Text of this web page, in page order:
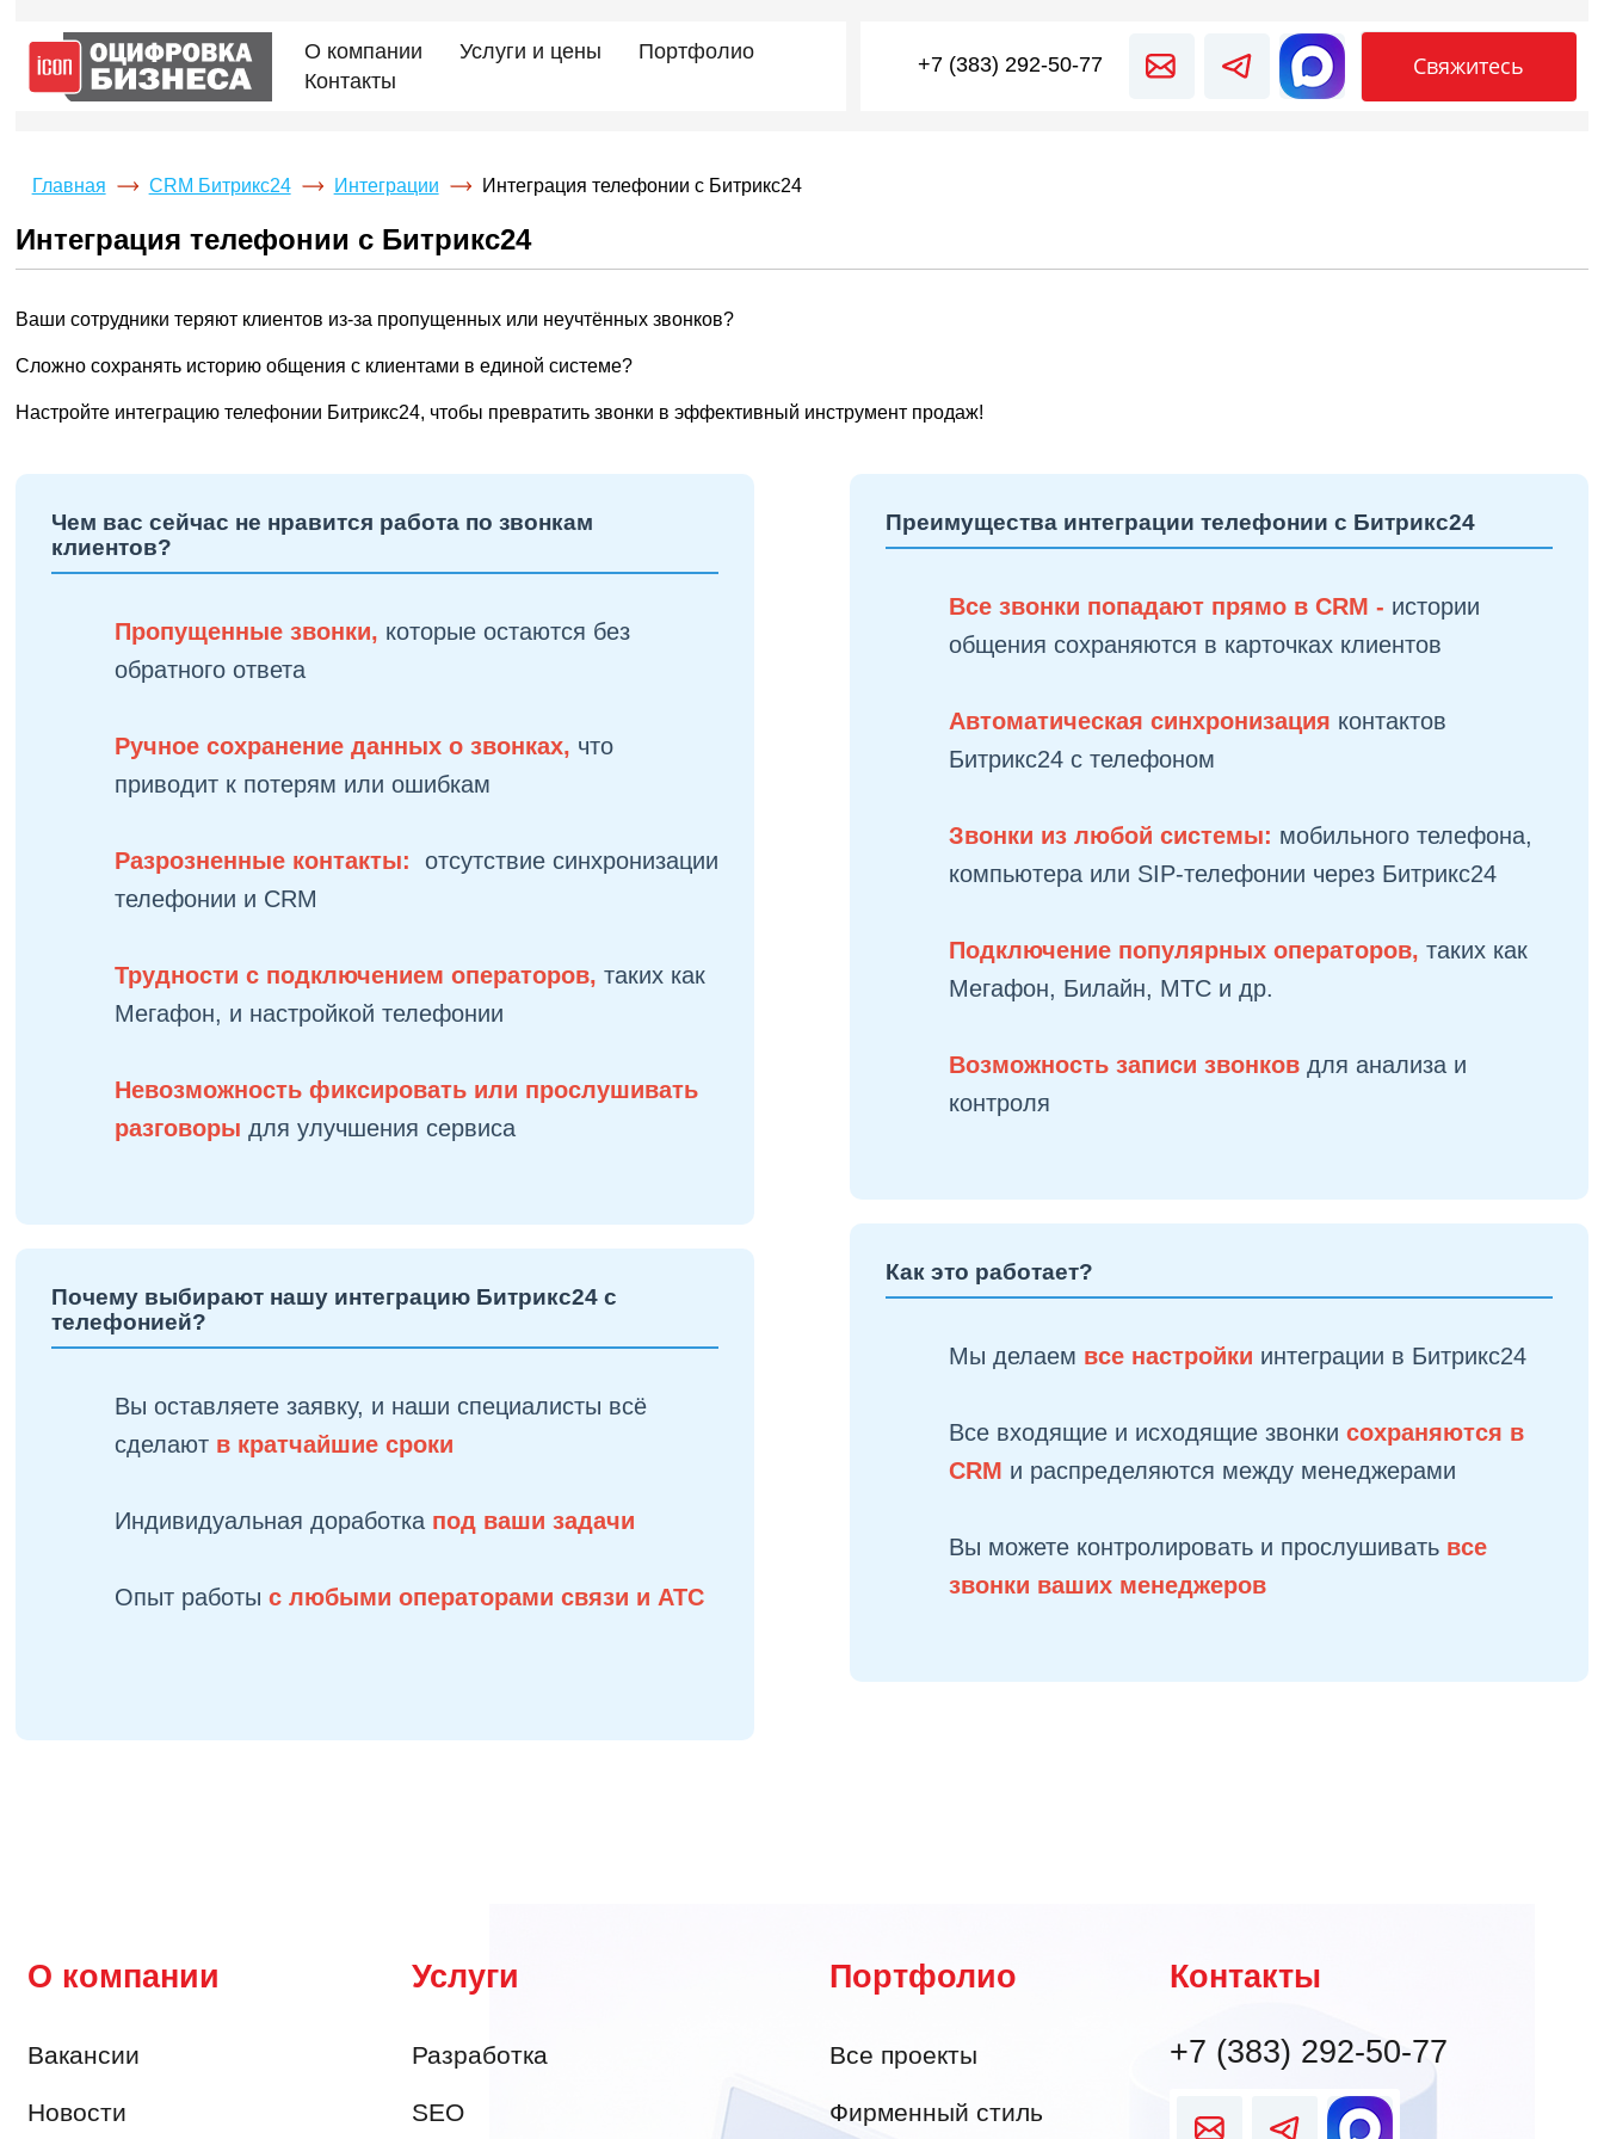
О компании Услуги и цены
Портфолио
Контакты
+7 (383) 292-50-77 Свяжитесь
Главная CRM Битрикс24 Интеграции Интеграция телефонии с Битрикс24
Интеграция телефонии с Битрикс24
Ваши сотрудники теряют клиентов из-за пропущенных или неучтённых звонков?
Сложно сохранять историю общения с клиентами в единой системе?
Настройте интеграцию телефонии Битрикс24, чтобы превратить звонки в эффективный инструмент продаж!
Чем вас сейчас не нравится работа по звонкам
клиентов?
Пропущенные звонки, которые остаются без
обратного ответа
Ручное сохранение данных о звонках, что
приводит к потерям или ошибкам
Разрозненные контакты:отсутствие синхронизации
телефонии и CRM
Трудности с подключением операторов, таких как
Мегафон, и настройкой телефонии
Невозможность фиксировать или прослушивать
разговорыдля улучшения сервиса
Почему выбирают нашу интеграцию Битрикс24 с
телефонией?
Вы оставляете заявку, и наши специалисты всё
сделают в кратчайшие сроки
Индивидуальная доработка под ваши задачи
Опыт работыс любыми операторами связи и АТС
Преимущества интеграции телефонии с Битрикс24
Все звонки попадают прямо в CRM - истории
общения сохраняются в карточках клиентов
Автоматическая синхронизация контактов
Битрикс24 с телефоном
Звонки из любой системы: мобильного телефона,
компьютера или SIP-телефонии через Битрикс24
Подключение популярных операторов, таких как
Мегафон, Билайн, МТС и др.
Возможность записи звонков для анализа и
контроля
Как это работает?
Мы делаем все настройки интеграции в Битрикс24
Все входящие и исходящие звонки сохраняются в
CRM и распределяются между менеджерами
Вы можете контролировать и прослушивать все
звонки ваших менеджеров
О компании
Вакансии
Новости
Услуги
Разработка
SEO
Портфолио
Все проекты
Фирменный стиль
Контакты
+7 (383) 292-50-77